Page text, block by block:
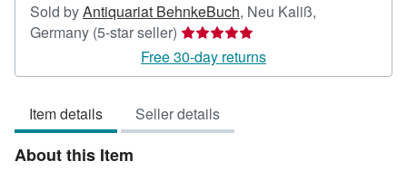
Sold byAntiquariat BehnkeBuch, Neu Kaliß,
Germany (5-star seller) Seller
rating
5
of
5
Free 30-day returns
Item details Seller details
About this Item